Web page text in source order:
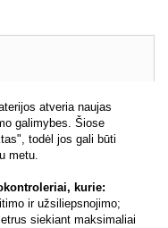
atveria naujas
galimybes. Šiose
todėl jos gali būti
metu.
kurie:
ir užsiliepsnojimo;
siekiant maksimaliai